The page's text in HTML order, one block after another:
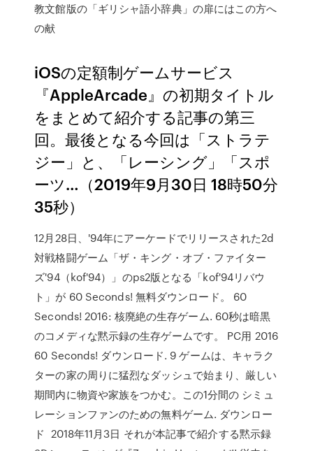
教文館版の「ギリシャ語小辞典」の扉にはこの方へ
の献
iOSの定額制ゲームサービス
『AppleArcade』の初期タイトル
をまとめて紹介する記事の第三
回。最後となる今回は「ストラテ
ジー」と、「レーシング」「スポ
ーツ…（2019年9月30日 18時50分
35秒）
12月28日、'94年にアーケードでリリースされた2d
対戦格闘ゲーム「ザ・キング・オブ・ファイター
ズ'94（kof'94）」のps2版となる「kof'94リバウ
ト」が 60 Seconds! 無料ダウンロード。 60
Seconds! 2016: 核廃絶の生存ゲーム. 60秒は暗黒
のコメディな黙示録の生存ゲームです。 PC用 2016
60 Seconds! ダウンロード. 9 ゲームは、キャラク
ターの家の周りに猛烈なダッシュで始まり、厳しい
期間内に物資や家族をつかむ。この1分間の シミュ
レーションファンのための無料ゲーム. ダウンロー
ド 2018年11月3日 それが本記事で紹介する黙示録